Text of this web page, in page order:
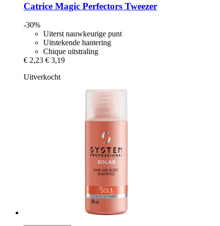
Catrice Magic Perfectors Tweezer
-30%
Uiterst nauwkeurige punt
Uitstekende hantering
Chique uitstraling
€ 2,23 € 3,19
Uitverkocht